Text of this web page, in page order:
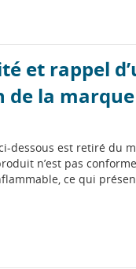
et rappel
de la
dessous est retiré du
n’est pas
ce qui